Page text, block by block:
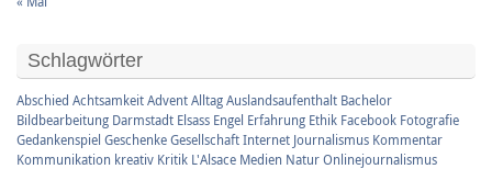
Schlagwörter
Abschied AchtsamkeitAdventAlltagAuslandsaufenthalt Bachelor
Bildbearbeitung Darmstadt Elsass Engel Erfahrung Ethik Facebook Fotografie
Gedankenspiel GeschenkeGesellschaftInternet Journalismus Kommentar
Kommunikation kreativ Kritik L'Alsace Medien NaturOnlinejournalismus